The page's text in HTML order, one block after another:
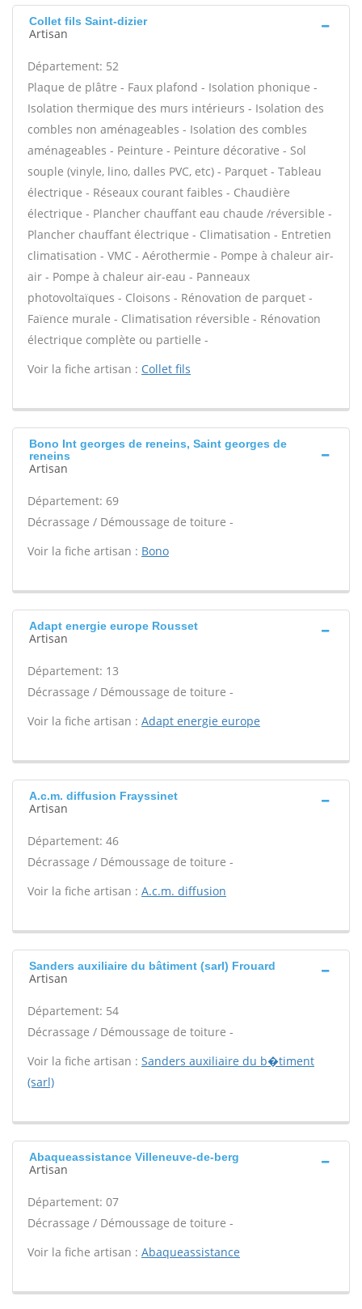
Collet fils Saint-dizier
Artisan
Département: 52
Plaque de plâtre - Faux plafond - Isolation phonique -
Isolation thermique des murs intérieurs - Isolation des
combles non aménageables - Isolation des combles
aménageables - Peinture - Peinture décorative - Sol
souple (vinyle, lino, dalles PVC, etc) - Parquet - Tableau
électrique - Réseaux courant faibles - Chaudière
électrique - Plancher chauffant eau chaude /réversible -
Plancher chauffant électrique - Climatisation - Entretien
climatisation - VMC - Aérothermie - Pompe à chaleur air-
air - Pompe à chaleur air-eau - Panneaux
photovoltaïques - Cloisons - Rénovation de parquet -
Faïence murale - Climatisation réversible - Rénovation
électrique complète ou partielle -
Voir la fiche artisan : Collet fils
Bono Int georges de reneins, Saint georges de
reneins
Artisan
Département: 69
Décrassage / Démoussage de toiture -
Voir la fiche artisan : Bono
Adapt energie europe Rousset
Artisan
Département: 13
Décrassage / Démoussage de toiture -
Voir la fiche artisan : Adapt energie europe
A.c.m. diffusion Frayssinet
Artisan
Département: 46
Décrassage / Démoussage de toiture -
Voir la fiche artisan : A.c.m. diffusion
Sanders auxiliaire du bâtiment (sarl) Frouard
Artisan
Département: 54
Décrassage / Démoussage de toiture -
Voir la fiche artisan : Sanders auxiliaire du b�timent
(sarl)
Abaqueassistance Villeneuve-de-berg
Artisan
Département: 07
Décrassage / Démoussage de toiture -
Voir la fiche artisan : Abaqueassistance